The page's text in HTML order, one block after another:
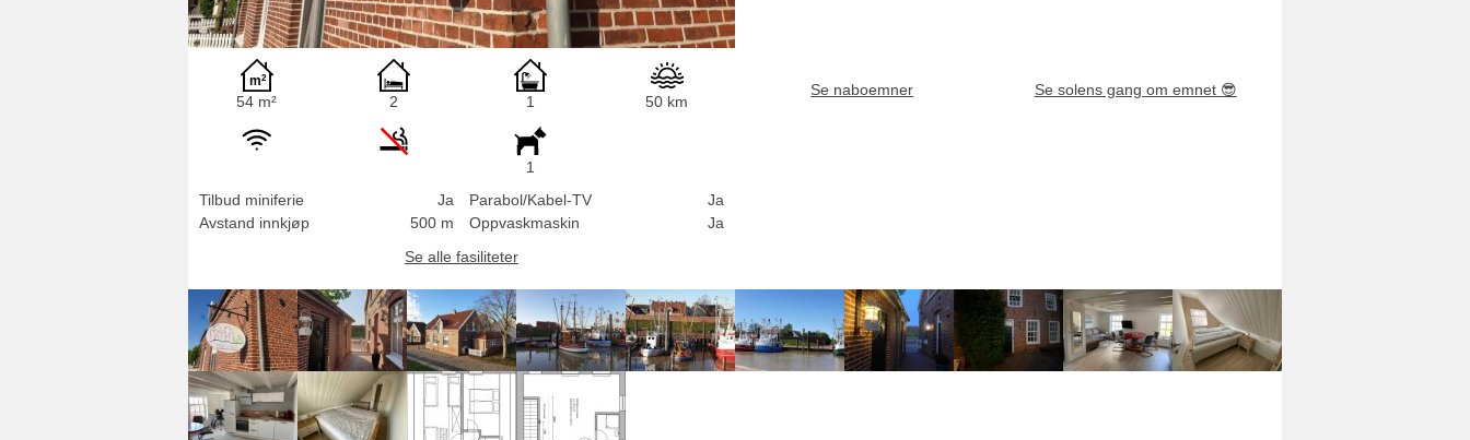
54 m² 2 1 50 km
1
Tilbud miniferie
Ja
Avstand innkjøp
500 m
Parabol/Kabel-TV
Ja
Oppvaskmaskin
Ja
Se alle fasiliteter
Se naboemner Se solens gang om emnet 😎